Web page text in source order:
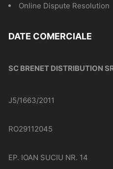
Online Dispute Resolution
DATE COMERCIALE
SC BRENET DISTRIBUTION
J5/1663/2011
RO29112045
EP. IOAN SUCIU NR. 14